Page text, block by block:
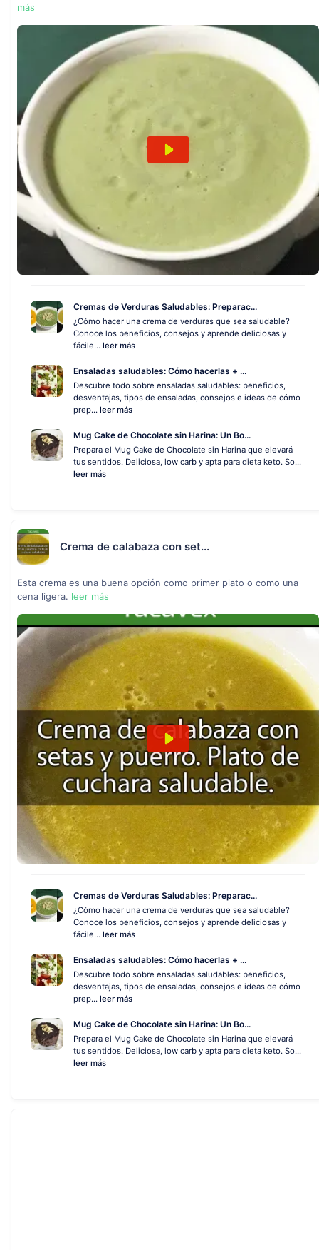
más
Cremas de Verduras Saludables: Preparac...
¿Cómo hacer una crema de verduras que sea saludable?
Conoce los beneficios, consejos y aprende deliciosas y
fácile... leer más
Ensaladas saludables: Cómo hacerlas + ...
Descubre todo sobre ensaladas saludables: beneficios,
desventajas, tipos de ensaladas, consejos e ideas de cómo
prep... leer más
Mug Cake de Chocolate sin Harina: Un Bo...
Prepara el Mug Cake de Chocolate sin Harina que elevará
tus sentidos. Deliciosa, low carb y apta para dieta keto. So...
leer más
Crema de calabaza con set...
Esta crema es una buena opción como primer plato o como una
cena ligera. leer más
Cremas de Verduras Saludables: Preparac...
¿Cómo hacer una crema de verduras que sea saludable?
Conoce los beneficios, consejos y aprende deliciosas y
fácile... leer más
Ensaladas saludables: Cómo hacerlas + ...
Descubre todo sobre ensaladas saludables: beneficios,
desventajas, tipos de ensaladas, consejos e ideas de cómo
prep... leer más
Mug Cake de Chocolate sin Harina: Un Bo...
Prepara el Mug Cake de Chocolate sin Harina que elevará
tus sentidos. Deliciosa, low carb y apta para dieta keto. So...
leer más